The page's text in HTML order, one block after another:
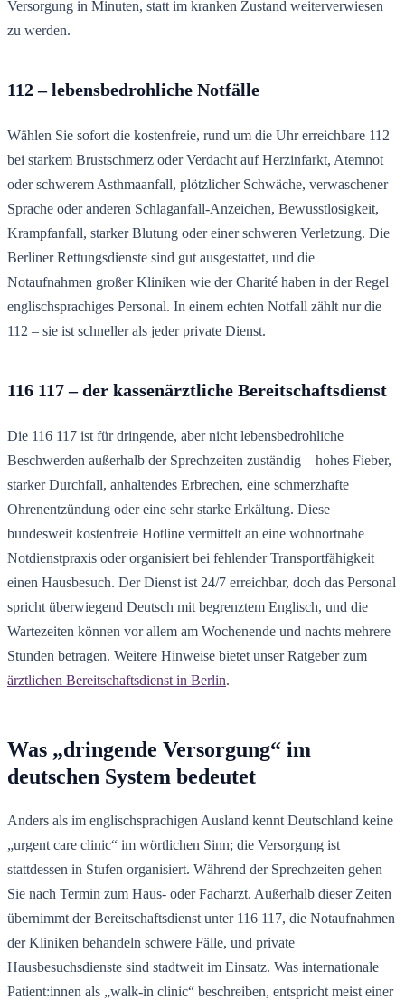
Versorgung in Minuten, statt im kranken Zustand weiterverwiesen
zu werden.
112 – lebensbedrohliche Notfälle
Wählen Sie sofort die kostenfreie, rund um die Uhr erreichbare 112
bei starkem Brustschmerz oder Verdacht auf Herzinfarkt, Atemnot
oder schwerem Asthmaanfall, plötzlicher Schwäche, verwaschener
Sprache oder anderen Schlaganfall-Anzeichen, Bewusstlosigkeit,
Krampfanfall, starker Blutung oder einer schweren Verletzung. Die
Berliner Rettungsdienste sind gut ausgestattet, und die
Notaufnahmen großer Kliniken wie der Charité haben in der Regel
englischsprachiges Personal. In einem echten Notfall zählt nur die
112 – sie ist schneller als jeder private Dienst.
116 117 – der kassenärztliche Bereitschaftsdienst
Die 116 117 ist für dringende, aber nicht lebensbedrohliche
Beschwerden außerhalb der Sprechzeiten zuständig – hohes Fieber,
starker Durchfall, anhaltendes Erbrechen, eine schmerzhafte
Ohrenentzündung oder eine sehr starke Erkältung. Diese
bundesweit kostenfreie Hotline vermittelt an eine wohnortnahe
Notdienstpraxis oder organisiert bei fehlender Transportfähigkeit
einen Hausbesuch. Der Dienst ist 24/7 erreichbar, doch das Personal
spricht überwiegend Deutsch mit begrenztem Englisch, und die
Wartezeiten können vor allem am Wochenende und nachts mehrere
Stunden betragen. Weitere Hinweise bietet unser Ratgeber zum
ärztlichen Bereitschaftsdienst in Berlin.
Was „dringende Versorgung“ im
deutschen System bedeutet
Anders als im englischsprachigen Ausland kennt Deutschland keine
„urgent care clinic“ im wörtlichen Sinn; die Versorgung ist
stattdessen in Stufen organisiert. Während der Sprechzeiten gehen
Sie nach Termin zum Haus- oder Facharzt. Außerhalb dieser Zeiten
übernimmt der Bereitschaftsdienst unter 116 117, die Notaufnahmen
der Kliniken behandeln schwere Fälle, und private
Hausbesuchsdienste sind stadtweit im Einsatz. Was internationale
Patient:innen als „walk-in clinic“ beschreiben, entspricht meist einer